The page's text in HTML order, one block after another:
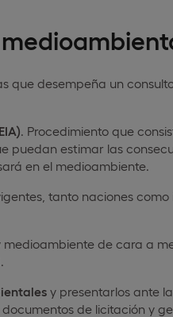
que desempeña un
. Procedimiento que
puedan estimar las
en el medioambiente.
tanto naciones
medioambiente de cara a
y presentarlos ante
de licitación y